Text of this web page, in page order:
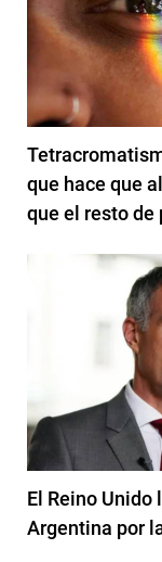
que hace que
que el resto de
El Reino Unido
Argentina por